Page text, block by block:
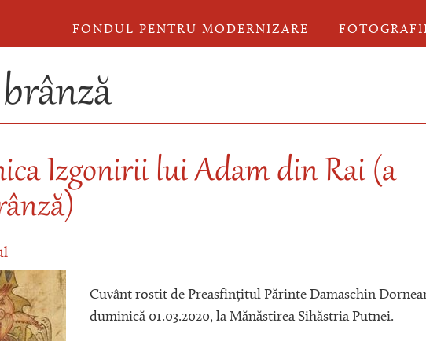
FONDUL PENTRU MODERNIZARE
Izgonirii lui Adam din Rai (a
Cuvânt rostit de Preasfințitul Părinte Damaschin
duminică 01.03.2020, la Mănăstirea Sihăstria Putnei.